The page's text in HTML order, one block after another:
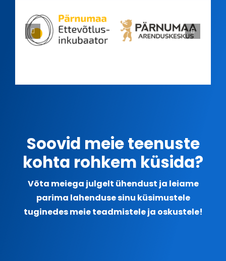
Soovid meie teenuste
kohta rohkem küsida?
Võta meiega julgelt ühendust ja leiame
parima lahenduse sinu küsimustele
tuginedes meie teadmistele ja oskustele!